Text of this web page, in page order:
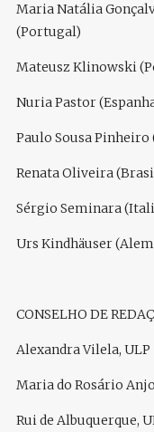
Maria Natália
(Portugal)
Mateusz Klinowski
Nuria Pastor
Paulo Sousa
Renata Oliveira
Sérgio Seminara
Urs Kindhäuser
CONSELHO DE
Alexandra Vilela, ULP
Maria do Rosário
Rui de Albuquerque,